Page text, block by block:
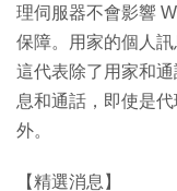
理伺服器不會影響
保障。用家的個人訊
這代表除了用家和
息和通話，即使是
外。
【精選消息】